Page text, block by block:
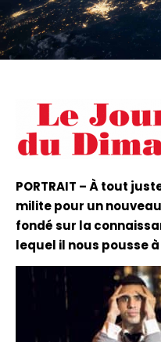
PORTRAIT – À tout
milite pour un
fondé sur la
lequel il nous pousse